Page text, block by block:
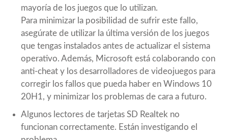
mayoría de los juegos que lo utilizan.
Para minimizar la posibilidad de sufrir este fallo,
asegúrate de utilizar la última versión de los juegos
que tengas instalados antes de actualizar el sistema
operativo. Además, Microsoft está colaborando con
anti-cheat y los desarrolladores de videojuegos para
corregir los fallos que pueda haber en Windows 10
20H1, y minimizar los problemas de cara a futuro.
Algunos lectores de tarjetas SD Realtek no
funcionan correctamente. Están investigando el